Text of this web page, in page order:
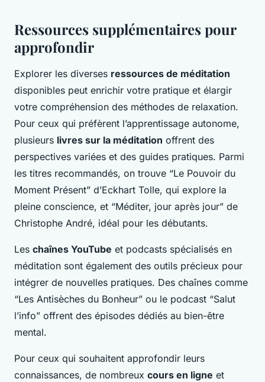
Ressources supplémentaires pour
approfondir
Explorer les diverses ressources de méditation
disponibles peut enrichir votre pratique et élargir
votre compréhension des méthodes de relaxation.
Pour ceux qui préfèrent l’apprentissage autonome,
plusieurs livres sur la méditation offrent des
perspectives variées et des guides pratiques. Parmi
les titres recommandés, on trouve “Le Pouvoir du
Moment Présent” d’Eckhart Tolle, qui explore la
pleine conscience, et “Méditer, jour après jour” de
Christophe André, idéal pour les débutants.
Les chaînes YouTube et podcasts spécialisés en
méditation sont également des outils précieux pour
intégrer de nouvelles pratiques. Des chaînes comme
“Les Antisèches du Bonheur” ou le podcast “Salut
l’info” offrent des épisodes dédiés au bien-être
mental.
Pour ceux qui souhaitent approfondir leurs
connaissances, de nombreux cours en ligne et